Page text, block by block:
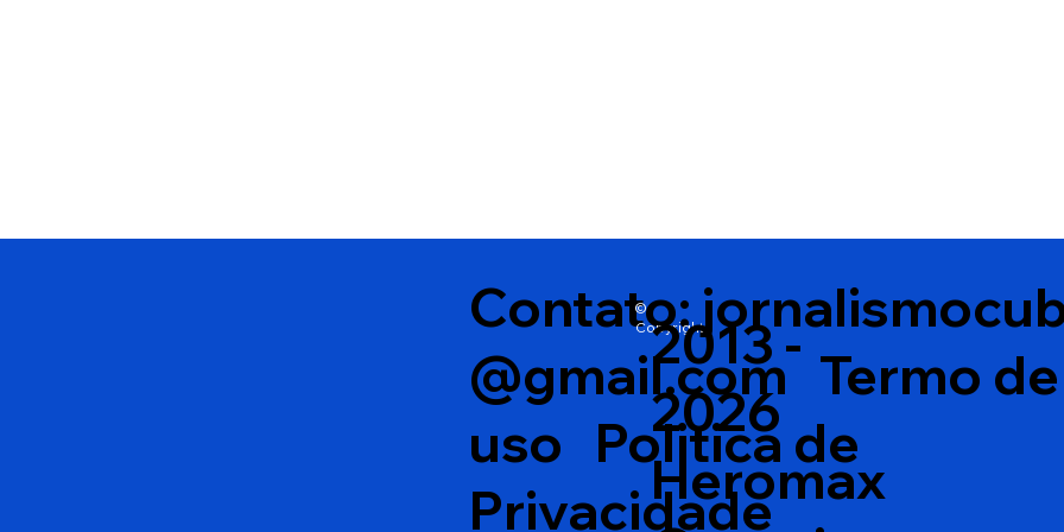
Contato:
@gmail.comTermo de
uso Politica de
Privacidade
©
Copyright
2013 -
2026
Heromax